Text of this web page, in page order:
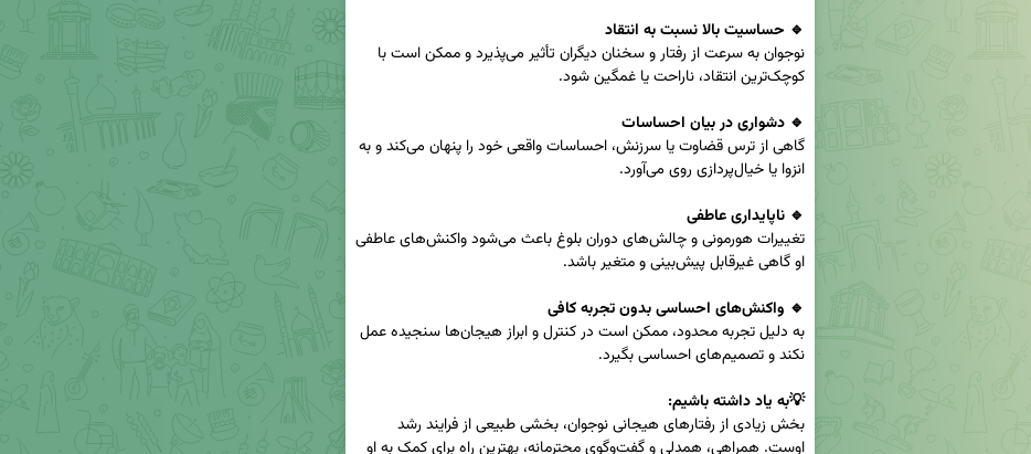
🔹 حساسیت بالا نسبت به انتقاد
🔹 دشواری در بیان احساسات
🔹 ناپایداری عاطفی
🔹 واکنش‌های احساسی بدون تجربه کافی
💡به یاد داشته باشیم: